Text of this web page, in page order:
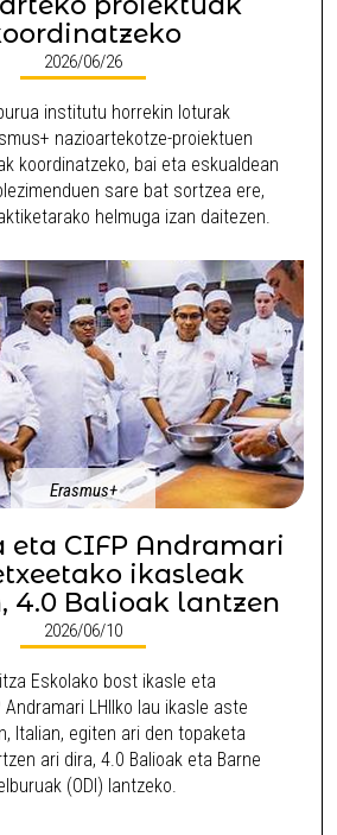
2026/06/26
institutu horrekin loturak
nazioartekotze-proiektuen
koordinatzeko, bai eta eskualdean
sare bat sortzea ere,
helmuga izan daitezen.
Erasmus+
eta CIFP Andramari
ikasleak
4.0 Balioak lantzen
2026/06/10
Eskolako bost ikasle eta
Andramari LHIIko lau ikasle aste
Italian, egiten ari den topaketa
ari dira, 4.0 Balioak eta Barne
(ODI) lantzeko.